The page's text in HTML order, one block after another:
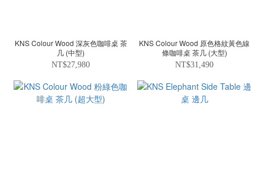
KNS Colour Wood 深灰色咖啡桌 茶
几 (中型)
NT$27,980
KNS Colour Wood 原色格紋黃色線
條咖啡桌 茶几 (大型)
NT$31,490